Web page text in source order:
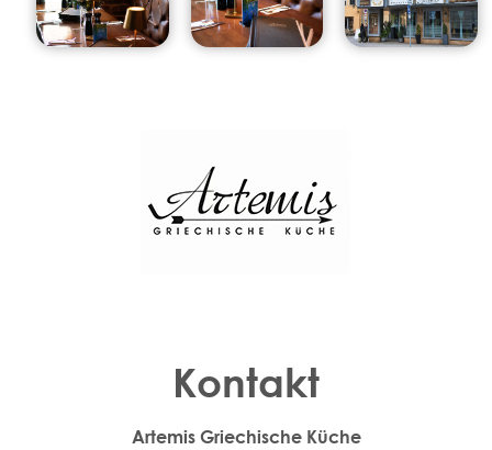
Kontakt
Artemis Griechische Küche